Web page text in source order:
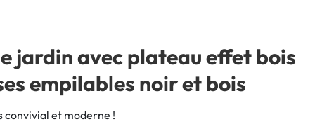
jardin avec plateau effet bois
empilables noir et bois
convivial et moderne !